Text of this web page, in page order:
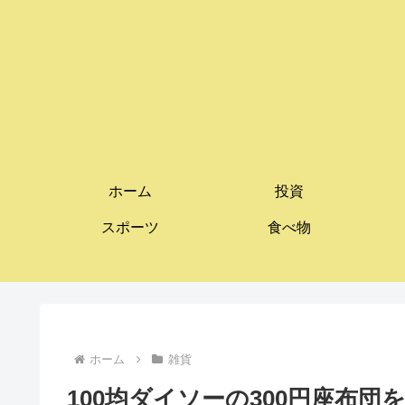
ホーム 投資
スポーツ 食べ物
ホーム 雑貨
100均ダイソーの300円座布団